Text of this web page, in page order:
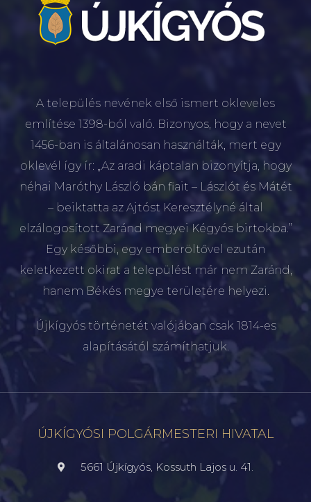
A település nevének első ismert okleveles
említése 1398-ból való. Bizonyos, hogy a nevet
1456-ban is általánosan használták, mert egy
oklevél így ír: „Az aradi káptalan bizonyítja, hogy
néhai Maróthy László bán fiait – Lászlót és Mátét
– beiktatta az Ajtóst Keresztélyné által
elzálogosított Zaránd megyei Kégyós birtokba.”
Egy későbbi, egy emberöltővel ezután
keletkezett okirat a települést már nem Zaránd,
hanem Békés megye területére helyezi.
Újkígyós történetét valójában csak 1814-es
alapításától számíthatjuk.
ÚJKÍGYÓSI POLGÁRMESTERI HIVATAL
5661 Újkígyós, Kossuth Lajos u. 41.